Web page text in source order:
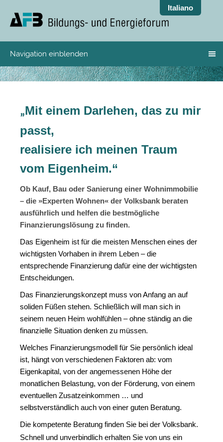
Navigation einblenden
„Mit einem Darlehen, das zu mir
passt,
realisiere ich meinen Traum
vom Eigenheim.“
Ob Kauf, Bau oder Sanierung einer Wohnimmobilie
– die »Experten Wohnen« der Volksbank beraten
ausführlich und helfen die bestmögliche
Finanzierungslösung zu finden.
Das Eigenheim ist für die meisten Menschen eines der
wichtigsten Vorhaben in ihrem Leben – die
entsprechende Finanzierung dafür eine der wichtigsten
Entscheidungen.
Das Finanzierungskonzept muss von Anfang an auf
soliden Füßen stehen. Schließlich will man sich in
seinem neuen Heim wohlfühlen – ohne ständig an die
finanzielle Situation denken zu müssen.
Welches Finanzierungsmodell für Sie persönlich ideal
ist, hängt von verschiedenen Faktoren ab: vom
Eigenkapital, von der angemessenen Höhe der
monatlichen Belastung, von der Förderung, von einem
eventuellen Zusatzeinkommen … und
selbstverständlich auch von einer guten Beratung.
Die kompetente Beratung finden Sie bei der Volksbank.
Schnell und unverbindlich erhalten Sie von uns ein
Italiano